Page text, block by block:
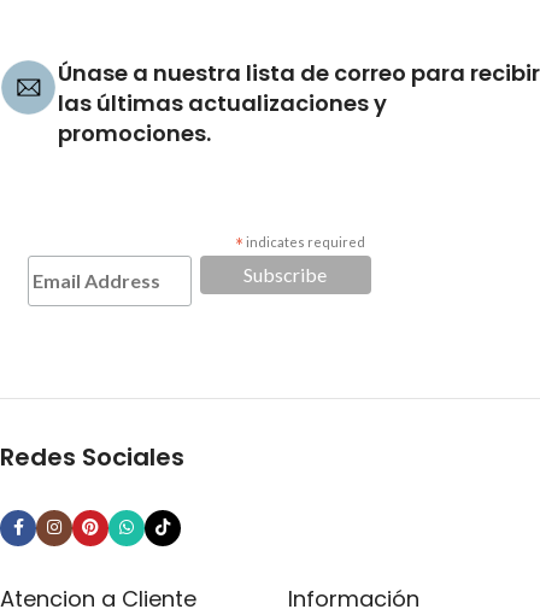
Únase a nuestra lista de correo para recibir
las últimas actualizaciones y
promociones.
* indicates required
Redes Sociales
Atencion a Cliente Información